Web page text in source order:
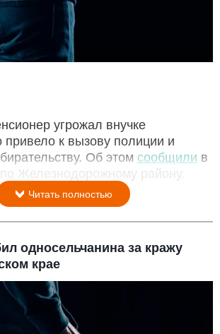
угрожал внучке
привело к вызову полиции и
Об этом сообщили в
Железнодорожному району.
Читать полностью
односельчанина за кражу
крае